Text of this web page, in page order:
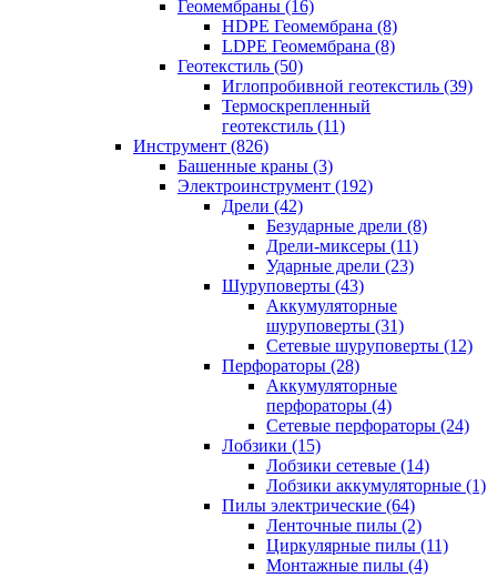
Геомембраны (16)
HDPE Геомембрана (8)
LDPE Геомембрана (8)
Геотекстиль (50)
Иглопробивной геотекстиль (39)
Термоскрепленный
геотекстиль (11)
Инструмент (826)
Башенные краны (3)
Электроинструмент (192)
Дрели (42)
Безударные дрели (8)
Дрели-миксеры (11)
Ударные дрели (23)
Шуруповерты (43)
Аккумуляторные
шуруповерты (31)
Сетевые шуруповерты (12)
Перфораторы (28)
Аккумуляторные
перфораторы (4)
Сетевые перфораторы (24)
Лобзики (15)
Лобзики сетевые (14)
Лобзики аккумуляторные (1)
Пилы электрические (64)
Ленточные пилы (2)
Циркулярные пилы (11)
Монтажные пилы (4)